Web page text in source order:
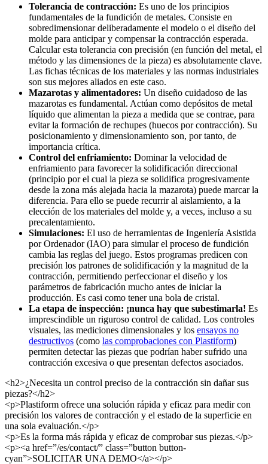
Tolerancia de contracción: Es uno de los principios
fundamentales de la fundición de metales. Consiste en
sobredimensionar deliberadamente el modelo o el diseño del
molde para anticipar y compensar la contracción esperada.
Calcular esta tolerancia con precisión (en función del metal, el
método y las dimensiones de la pieza) es absolutamente clave.
Las fichas técnicas de los materiales y las normas industriales
son sus mejores aliados en este caso.
Mazarotas y alimentadores: Un diseño cuidadoso de las
mazarotas es fundamental. Actúan como depósitos de metal
líquido que alimentan la pieza a medida que se contrae, para
evitar la formación de rechupes (huecos por contracción). Su
posicionamiento y dimensionamiento son, por tanto, de
importancia crítica.
Control del enfriamiento: Dominar la velocidad de
enfriamiento para favorecer la solidificación direccional
(principio por el cual la pieza se solidifica progresivamente
desde la zona más alejada hacia la mazarota) puede marcar la
diferencia. Para ello se puede recurrir al aislamiento, a la
elección de los materiales del molde y, a veces, incluso a su
precalentamiento.
Simulaciones: El uso de herramientas de Ingeniería Asistida
por Ordenador (IAO) para simular el proceso de fundición
cambia las reglas del juego. Estos programas predicen con
precisión los patrones de solidificación y la magnitud de la
contracción, permitiendo perfeccionar el diseño y los
parámetros de fabricación mucho antes de iniciar la
producción. Es casi como tener una bola de cristal.
La etapa de inspección: ¡nunca hay que subestimarla! Es
imprescindible un riguroso control de calidad. Los controles
visuales, las mediciones dimensionales y los ensayos no
destructivos (como las comprobaciones con Plastiform)
permiten detectar las piezas que podrían haber sufrido una
contracción excesiva o que presentan defectos asociados.
<h2>¿Necesita un control preciso de la contracción sin dañar sus
piezas?</h2>
<p>Plastiform ofrece una solución rápida y eficaz para medir con
precisión los valores de contracción y el estado de la superficie en
una sola evaluación.</p>
<p>Es la forma más rápida y eficaz de comprobar sus piezas.</p>
<p><a href=”/es/contact/” class=”button button-
cyan”>SOLICITAR UNA DEMO</a></p>